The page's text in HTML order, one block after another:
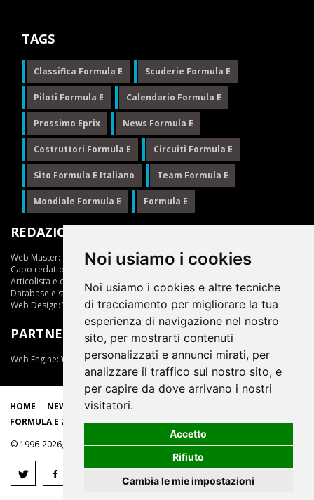
Noi usiamo i cookies
Noi usiamo i cookies e altre tecniche
di tracciamento per migliorare la tua
esperienza di navigazione nel nostro
sito, per mostrarti contenuti
personalizzati e annunci mirati, per
analizzare il traffico sul nostro sito, e
per capire da dove arrivano i nostri
visitatori.
Accetto
Rifiuto
Cambia le mie impostazioni
TAGS
Classifica Formula E Scuderie Formula E
Piloti Formula E Calendario Formula E
Prossimo Eprix News Formula E
Costruttori Formula E Circuiti Formula E
Sito Formula E Italiano Team Formula E
Mondiale Formula E Formula E
REDAZIONE
Web Master:
Ing.Daniele Muscarella
Capo redattore:
Giuseppe Cianci
Articolista e opinionista:
Giuseppe Cianci
Database e statistiche: Marcella Toschi
Web Design: Vittorio Arena
PARTNER
Web Engine: ViDa 3.0
HOME NEWS LIVE EPRIX
FORMULA E ZONE
© 1996-2026, tutti i marchi appartengono ai rispettivi proprietari